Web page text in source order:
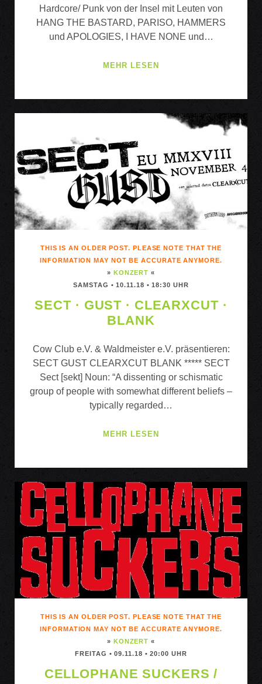
Hardcore/ Punk von der Insel mit Leuten von
HANG THE BASTARD, PARISO, HAMMERS
und APOLOGIES, I HAVE NONE und…
MEHR LESEN
VAN
HEALS
NOTHING
THIS IS AN OLDER POST. PLEASE NOTE THAT THE
INFORMATION MAY NOT BE ACCURATE ANYMORE.
» KONZERT «
SAMSTAG • 10.11.18 • 18:30 UHR
SECT · GUST · CLEARXCUT ·
BLANK
Cow Club e.V. & Waldmeister e.V. präsentieren:
SECT GUST CLEARXCUT BLANK ***** SECT
Sect [sekt] Noun: “A dissenting or schismatic
group of people with somewhat different beliefs –
typically regarded…
MEHR LESEN
CLEARXCUT
·
BLANK
THIS IS AN OLDER POST. PLEASE NOTE THAT THE
INFORMATION MAY NOT BE ACCURATE ANYMORE.
» KONZERT «
FREITAG • 09.11.18 • 20:00 UHR
CELLOPHANE SUCKERS /